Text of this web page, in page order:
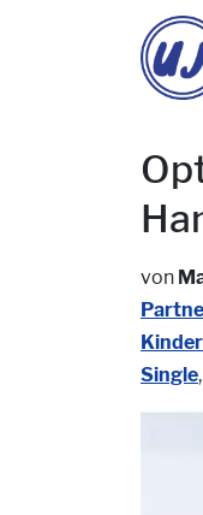
von
Single,